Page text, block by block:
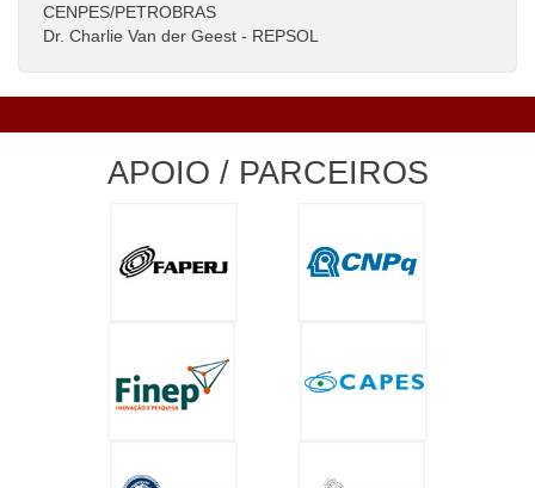
CENPES/PETROBRAS
Dr. Charlie Van der Geest - REPSOL
APOIO / PARCEIROS